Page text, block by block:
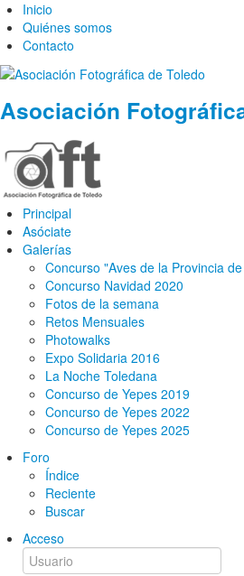
Inicio
Quiénes somos
Contacto
Asociación
Principal
Asóciate
Galerías
Concurso "Aves de la Provincia
Concurso Navidad 2020
Fotos de la semana
Retos Mensuales
Photowalks
Expo Solidaria 2016
La Noche Toledana
Concurso de Yepes 2019
Concurso de Yepes 2022
Concurso de Yepes 2025
Foro
Índice
Reciente
Buscar
Acceso